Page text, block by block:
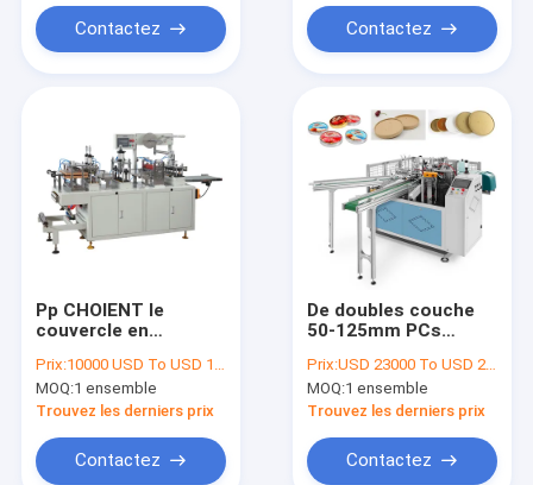
Produits
Au sujet de nous
Visite d'usine
Nouvelles
Contactez Contactez
Pp CHOIENT le
couvercle en
de cuvette de Papier
d'emballage de
machine de
de picoseconde
formant la machine
Prix:10000 USD To USD 10800 Per Set
MOQ:1 ensemble
Trouvez les derniers prix
Contactez
De doubles couche
50-125mm PCs
machine de
couvercle de tasse
du diamètre 50 à
Prix:USD 23000 To USD 25000 Per Set
MOQ:1 ensemble
Trouvez les derniers prix
Contactez